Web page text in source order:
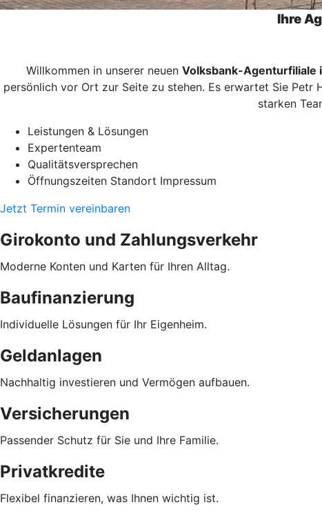
Ihre
Willkommen in unserer neuen Volksbank-
persönlich vor Ort zur Seite zu stehen. Es erwartet Sie
starken
Leistungen & Lösungen
Expertenteam
Qualitätsversprechen
Öffnungszeiten Standort Impressum
Jetzt Termin vereinbaren
Girokonto und Zahlungsverkehr
Moderne Konten und Karten für Ihren Alltag.
Baufinanzierung
Individuelle Lösungen für Ihr Eigenheim.
Geldanlagen
Nachhaltig investieren und Vermögen aufbauen.
Versicherungen
Passender Schutz für Sie und Ihre Familie.
Privatkredite
Flexibel finanzieren, was Ihnen wichtig ist.